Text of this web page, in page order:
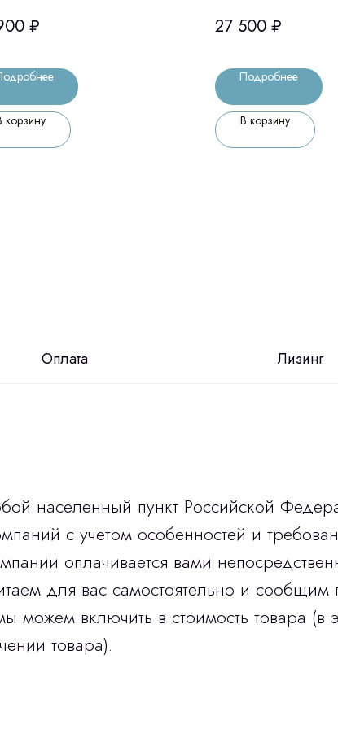
₽
корзину
Ю.Корея)
27 500 ₽
Подробнее
В корзину
Оплата Лизинг
населенный пункт Российской
с учетом особенностей и
оплачивается вами
для вас самостоятельно и
можем включить в стоимость товара (в
товара).